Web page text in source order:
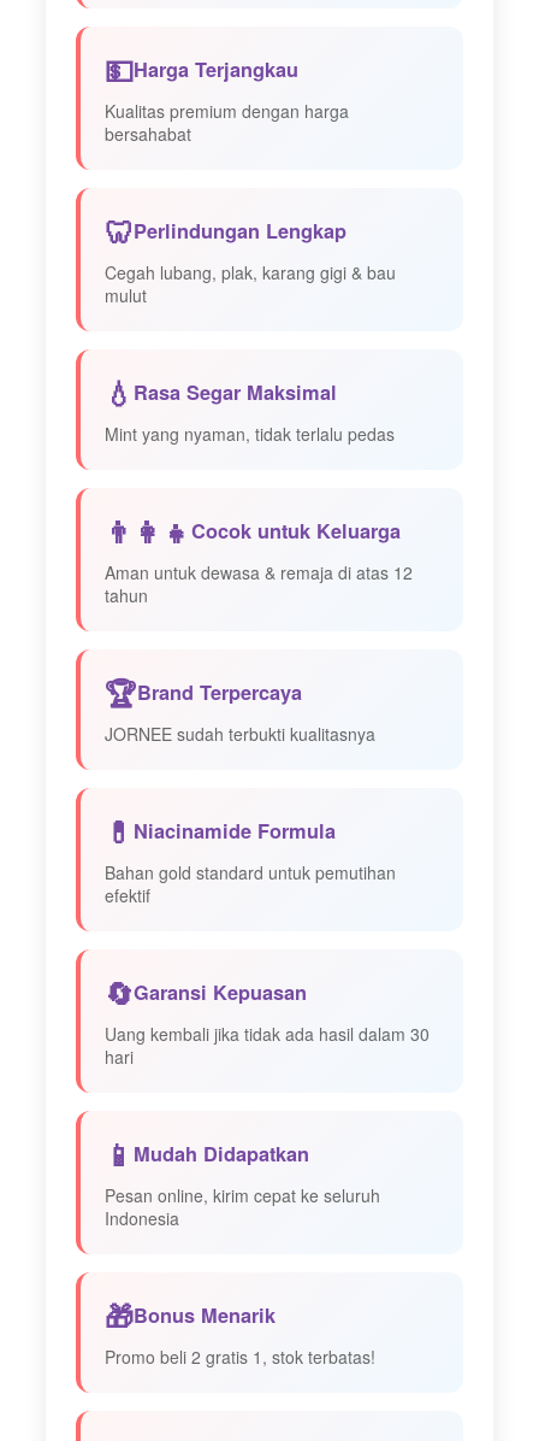
💵Harga Terjangkau
Kualitas premium dengan harga
bersahabat
🦷Perlindungan Lengkap
Cegah lubang, plak, karang gigi & bau
mulut
💧 Rasa Segar Maksimal
Mint yang nyaman, tidak terlalu pedas
👨‍👩‍👧 Cocok untuk Keluarga
Aman untuk dewasa & remaja di atas 12
tahun
🏆Brand Terpercaya
JORNEE sudah terbukti kualitasnya
💊 Niacinamide Formula
Bahan gold standard untuk pemutihan
efektif
🔄Garansi Kepuasan
Uang kembali jika tidak ada hasil dalam 30
hari
📱 Mudah Didapatkan
Pesan online, kirim cepat ke seluruh
Indonesia
🎁Bonus Menarik
Promo beli 2 gratis 1, stok terbatas!